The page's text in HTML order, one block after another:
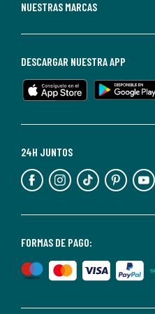
NUESTRAS MARCAS
FORMAS DE PAGO:
24H JUNTOS
DESCARGAR NUESTRA APP